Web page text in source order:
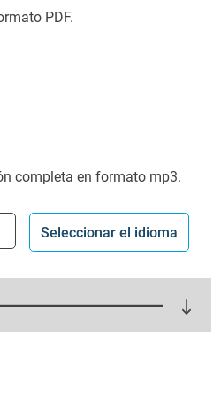
PDF.
completa en formato mp3.
Seleccionar el idioma